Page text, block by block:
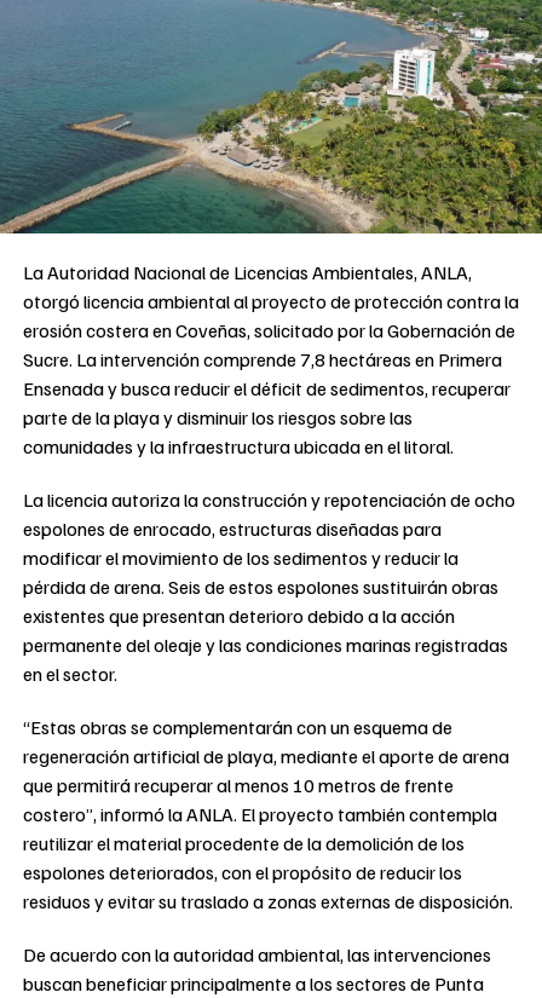
La Autoridad Nacional de Licencias Ambientales, ANLA,
otorgó licencia ambiental al proyecto de protección contra la
erosión costera en Coveñas, solicitado por la Gobernación de
Sucre. La intervención comprende 7,8 hectáreas en Primera
Ensenada y busca reducir el déficit de sedimentos, recuperar
parte de la playa y disminuir los riesgos sobre las
comunidades y la infraestructura ubicada en el litoral.
La licencia autoriza la construcción y repotenciación de ocho
espolones de enrocado, estructuras diseñadas para
modificar el movimiento de los sedimentos y reducir la
pérdida de arena. Seis de estos espolones sustituirán obras
existentes que presentan deterioro debido a la acción
permanente del oleaje y las condiciones marinas registradas
en el sector.
“Estas obras se complementarán con un esquema de
regeneración artificial de playa, mediante el aporte de arena
que permitirá recuperar al menos 10 metros de frente
costero”, informó la ANLA. El proyecto también contempla
reutilizar el material procedente de la demolición de los
espolones deteriorados, con el propósito de reducir los
residuos y evitar su traslado a zonas externas de disposición.
De acuerdo con la autoridad ambiental, las intervenciones
buscan beneficiar principalmente a los sectores de Punta